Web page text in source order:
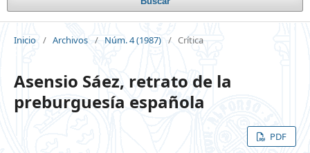
Inicio / Archivos / Núm. 4 (1987) / Crítica
Asensio Sáez, retrato de la
preburguesía española
PDF